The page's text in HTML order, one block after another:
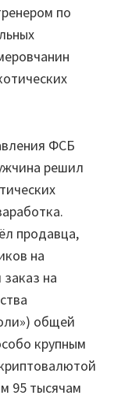
по
ФСБ
решил
продавца,
на
на
общей
крупным
95 тысячам